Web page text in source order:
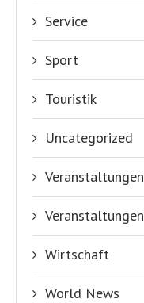
Service
Sport
Touristik
Uncategorized
Veranstaltungen
Veranstaltungen
Wirtschaft
World News